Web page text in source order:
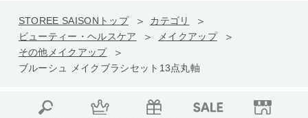
STOREE SAISONトップ
カテゴリ
ビューティー・ヘルスケア
メイクアップ
その他メイクアップ
ブルーシュ メイクブラシセット13点丸軸